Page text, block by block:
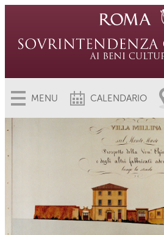
MENU CALENDARIO